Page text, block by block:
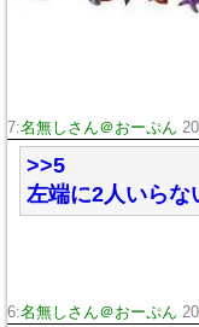
7:名無しさん＠おーぷん
>>5
左端に2人いら
6:名無しさん＠おーぷん